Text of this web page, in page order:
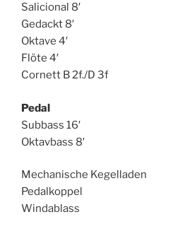
Salicional 8′
Gedackt 8′
Oktave 4′
Flöte 4′
Cornett B 2f./D 3f
Pedal
Subbass 16′
Oktavbass 8′
Mechanische Kegelladen
Pedalkoppel
Windablass